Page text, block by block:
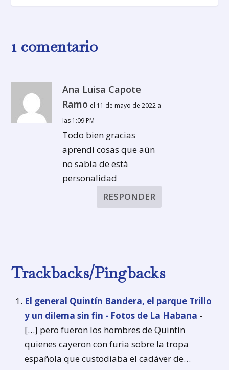
1 comentario
Ana Luisa Capote
Ramo el 11 de mayo de 2022 a
las 1:09 PM
Todo bien gracias
aprendí cosas que aún
no sabía de está
personalidad
RESPONDER
Trackbacks/Pingbacks
El general Quintín Bandera, el parque Trillo
y un dilema sin fin - Fotos de La Habana -
[…] pero fueron los hombres de Quintín
quienes cayeron con furia sobre la tropa
española que custodiaba el cadáver de…